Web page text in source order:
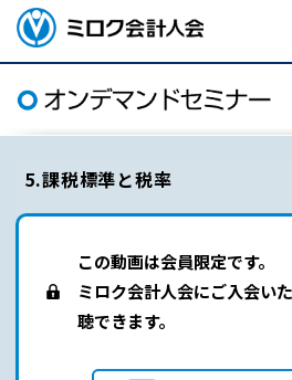
ミロク会計人会 MIROKU
ACCOUNTING PERSON
ASSOCIATION
5.課税標準と税率
この動画は会員限定です。
ミロク会計人会にご入会い
聴できます。